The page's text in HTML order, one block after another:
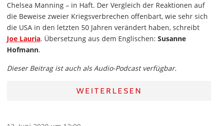
Chelsea Manning – in Haft. Der Vergleich der Reaktionen auf
die Beweise zweier Kriegsverbrechen offenbart, wie sehr sich
die USA in den letzten 50 Jahren verändert haben, schreibt
Joe Lauria. Übersetzung aus dem Englischen: Susanne
Hofmann.
Dieser Beitrag ist auch als Audio-Podcast verfügbar.
WEITERLESEN